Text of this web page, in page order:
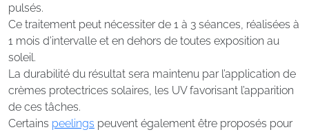
pulsés.
Ce traitement peut nécessiter de 1 à 3 séances, réalisées à
1 mois d’intervalle et en dehors de toutes exposition au
soleil.
La durabilité du résultat sera maintenu par l’application de
crèmes protectrices solaires, les UV favorisant l’apparition
de ces tâches.
Certains peelings peuvent également être proposés pour